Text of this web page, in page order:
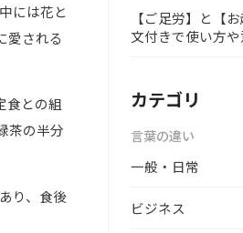
には花と
愛される
食との組
茶の半分
り、食後
【ご足労】と【
文付きで使い方
カテゴリ
言葉の違い
一般・日常
ビジネス